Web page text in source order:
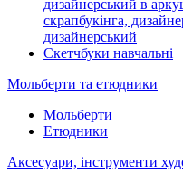
дизайнерський в
скрапбукінга,
дизайнерський
Скетчбуки навчальні
Мольберти та етюдники
Мольберти
Етюдники
Аксесуари, інструменти